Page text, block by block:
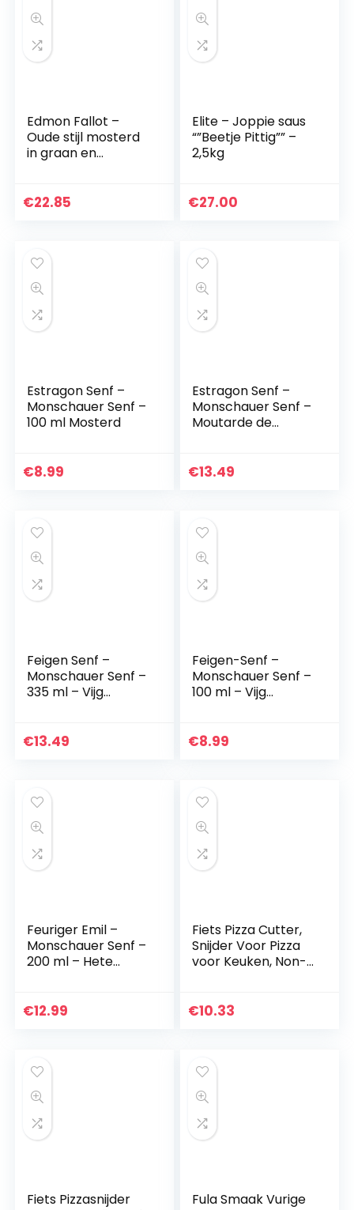
Edmon Fallot –
Oude stijl mosterd
in graan en
€22.85
Elite – Joppie saus
“”Beetje Pittig”” –
2,5kg
€27.00
Estragon Senf –
Monschauer Senf –
100 ml Mosterd
€8.99
Estragon Senf –
Monschauer Senf –
Moutarde de
€13.49
Feigen Senf –
Monschauer Senf –
335 ml – Vijg
€13.49
Feigen-Senf –
Monschauer Senf –
100 ml – Vijg
€8.99
Feuriger Emil –
Monschauer Senf –
200 ml – Hete
€12.99
Fiets Pizza Cutter,
Snijder Voor Pizza
voor Keuken, Non-
Display Standaard
€10.33
Fiets Pizzasnijder
Fula Smaak Vurige